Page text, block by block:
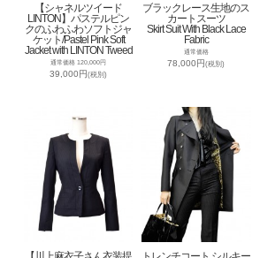
【シャネルツイード
LINTON】パステルピン
クのふわふわソフトジャ
ケット/Pastel Pink Soft
Jacket with LINTON Tweed
通常価格 120,000円
39,000円(税別)
ブラックレース生地のス
カートスーツ
Skirt Suit With Black Lace
Fabric
通常価格
78,000円(税別)